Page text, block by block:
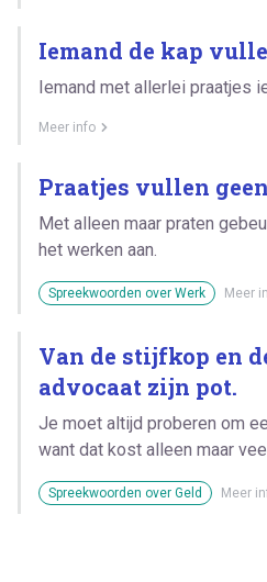
Iemand de kap
Iemand met allerlei praatjes
Meer info
Praatjes vullen
Met alleen maar praten
het werken aan.
Spreekwoorden over Werk Meer
Van de stijfkop en
advocaat zijn pot.
Je moet altijd proberen om
want dat kost alleen maar
Spreekwoorden over Geld Meer